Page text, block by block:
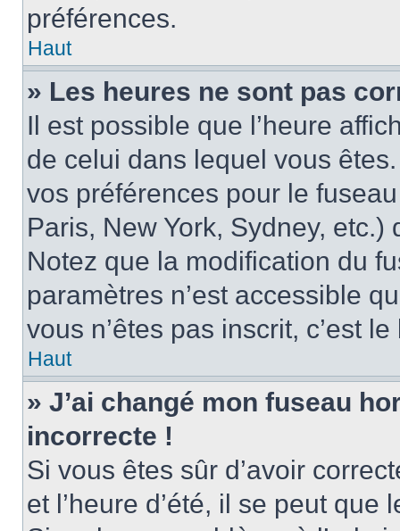
préférences.
Haut
» Les heures ne sont pas
Il est possible que l’heure
de celui dans lequel vous
vos préférences pour le
Paris, New York, Sydney, etc.)
Notez que la modification du
paramètres n’est accessible
vous n’êtes pas inscrit, c’est
Haut
» J’ai changé mon fuseau
incorrecte !
Si vous êtes sûr d’avoir
et l’heure d’été, il se peut que